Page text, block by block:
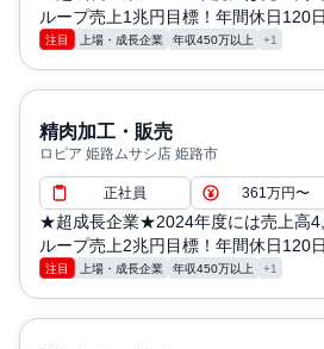
ループ売上1兆円目標！年間休日120日
注目 上場・成長企業 年収450万以上 +1
精肉加工・販売
ロピア 姫路ムサシ店 姫路市
正社員 361万円〜
★超成長企業★2024年度には売上高
ループ売上2兆円目標！年間休日120日
注目 上場・成長企業 年収450万以上 +1